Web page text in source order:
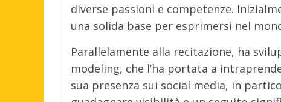
diverse passioni e competenze.
una solida base per esprimersi nel
Parallelamente alla recitazione, ha
modeling, che l’ha portata a
sua presenza sui social media, in